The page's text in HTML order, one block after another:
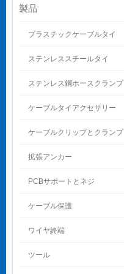
製品
プラスチックケーブルタイ
ステンレススチールタイ
ステンレス鋼ホースクランプ
ケーブルタイアクセサリー
ケーブルクリップとクランプ
拡張アンカー
PCBサポートとネジ
ケーブル保護
ワイヤ終端
ツール